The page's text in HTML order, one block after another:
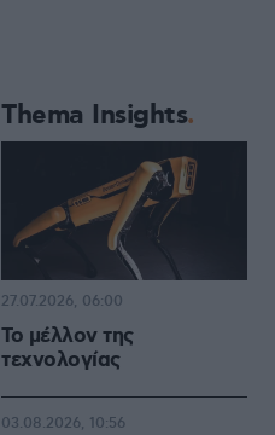
Thema Insights
Το μέλλον της
τεχνολογίας
27.07.2026, 06:00
03.08.2026, 10:56